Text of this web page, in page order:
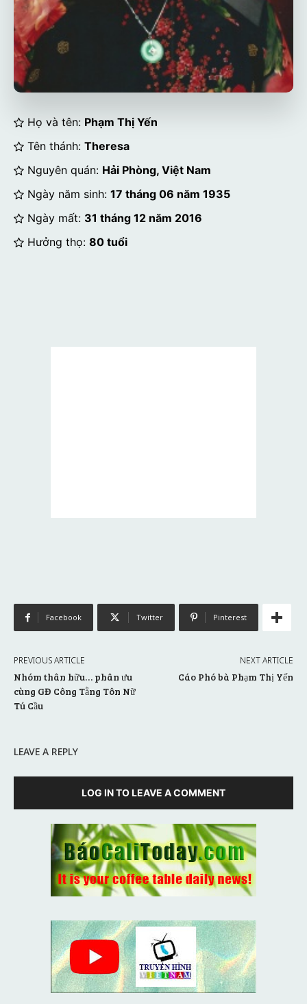
Họ và tên: Phạm Thị Yến
Tên thánh: Theresa
Nguyên quán: Hải Phòng, Việt Nam
Ngày năm sinh: 17 tháng 06 năm 1935
Ngày mất: 31 tháng 12 năm 2016
Hưởng thọ: 80 tuổi
Facebook Twitter Pinterest
PREVIOUS ARTICLE
Nhóm thân hữu… phân ưu
cùng GĐ Công Tằng Tôn Nữ
Tú Cầu
NEXT ARTICLE
Cáo Phó bà Phạm Thị Yến
LEAVE A REPLY
LOG IN TO LEAVE A COMMENT